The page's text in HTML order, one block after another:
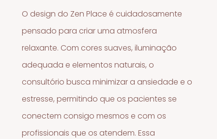
O design do Zen Place é cuidadosamente
pensado para criar uma atmosfera
relaxante. Com cores suaves, iluminação
adequada e elementos naturais, o
consultório busca minimizar a ansiedade e o
estresse, permitindo que os pacientes se
conectem consigo mesmos e com os
profissionais que os atendem. Essa